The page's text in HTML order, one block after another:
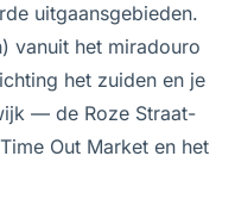
uitgaansgebieden.
vanuit het miradouro
het zuiden en je
— de Roze Straat-
Out Market en het